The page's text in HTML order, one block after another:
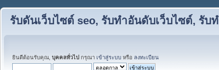
รับดันเว็บไซต์ seo, รับทำอันดับเว็บไซต์, รับ
ยินดีต้อนรับคุณ, บุคคลทั่วไป กรุณา เข้าสู่ระบบ หรือ ลงทะเบียน